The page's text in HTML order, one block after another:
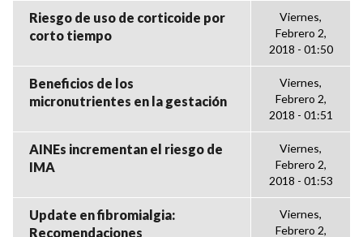
Riesgo de uso de corticoide por
corto tiempo
Viernes,
Febrero 2,
2018 - 01:50
Beneficios de los
micronutrientes en la gestación
Viernes,
Febrero 2,
2018 - 01:51
AINEs incrementan el riesgo de
IMA
Viernes,
Febrero 2,
2018 - 01:53
Update en fibromialgia:
Recomendaciones
Viernes,
Febrero 2,